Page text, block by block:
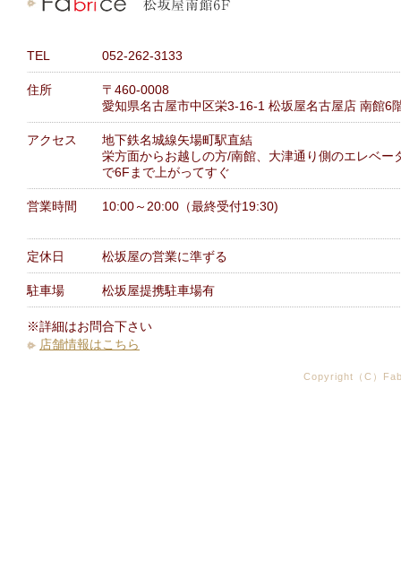
TEL 052-262-3133
住所
〒460-0008
愛知県名古屋市中区栄3-16-1 松坂屋名古屋店 南館6
アクセス
地下鉄名城線矢場町駅直結
栄方面からお越しの方/南館、大津通り側のエレベー
で6Fまで上がってすぐ
営業時間 10:00～20:00（最終受付19:30)
定休日 松坂屋の営業に準ずる
駐車場 松坂屋提携駐車場有
※詳細はお問合下さい
店舗情報はこちら
Copyright（C）